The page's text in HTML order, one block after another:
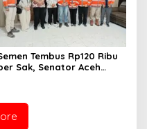
Tembus Rp120 Ribu
Sak, Senator Aceh